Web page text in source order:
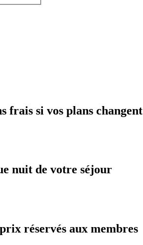
frais si vos plans changent
nuit de votre séjour
réservés aux membres